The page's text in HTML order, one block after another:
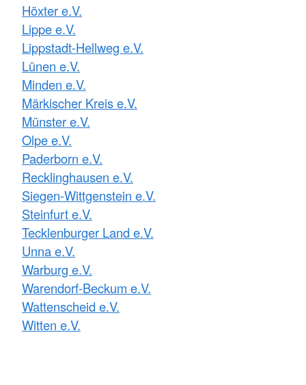
Höxter e.V.
Lippe e.V.
Lippstadt-Hellweg e.V.
Lünen e.V.
Minden e.V.
Märkischer Kreis e.V.
Münster e.V.
Olpe e.V.
Paderborn e.V.
Recklinghausen e.V.
Siegen-Wittgenstein e.V.
Steinfurt e.V.
Tecklenburger Land e.V.
Unna e.V.
Warburg e.V.
Warendorf-Beckum e.V.
Wattenscheid e.V.
Witten e.V.